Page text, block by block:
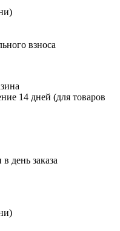
взноса
14 дней (для товаров
день заказа